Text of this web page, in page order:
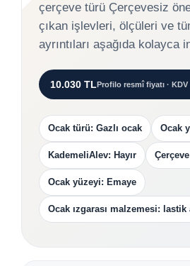
çerçeve türü Çerçevesiz
çıkan işlevleri, ölçüleri ve
ayrıntıları aşağıda kolayca
10.030 TLProfilo resmî fiyatı ·
Ocak türü: Gazlı ocak Ocak
KademeliAlev: Hayır
Ocak yüzeyi: Emaye
Ocak ızgarası malzemesi: lastik